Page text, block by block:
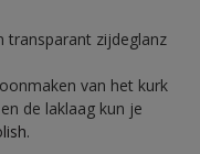
transparant zijdeglanz
van het kurk
de laklaag kun je
.